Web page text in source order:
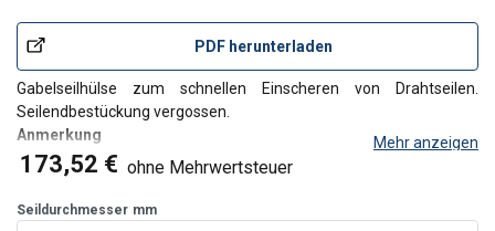
PDF herunterladen
Gabelseilhülse zum schnellen Einscheren von Drahtseilen.
Seilendbestückung vergossen.
Anmerkung
Bei Zwischengößen ist die nächst größere Abmessung zu
wählen. Geliefert mit Bolzen, Mutter und Splint.
Bitte beachten Sie die Mindestbruchkraft der verwendeten
Mehr anzeigen
173,52 € ohne Mehrwertsteuer
Seildurchmesser mm